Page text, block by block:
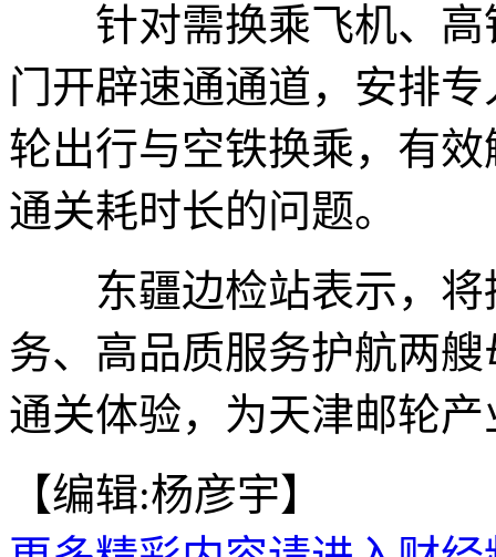
针对需换乘飞机、高
门开辟速通通道，安排
轮出行与空铁换乘，有
通关耗时长的问题。
东疆边检站表示，将
务、高品质服务护航两
通关体验，为天津邮轮
【编辑:杨彦宇】